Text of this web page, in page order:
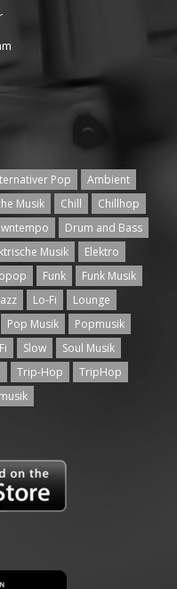
Pop
Ambient
Musik Chill
Chillhop
Drum and Bass
Musik
Elektro
Funk
Funk Musik
Lo-Fi
Lounge
Pop Musik
Popmusik
Slow
Soul Musik
Trip-Hop
TripHop